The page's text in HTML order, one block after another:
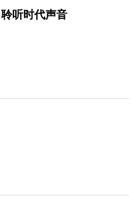
听时代声音